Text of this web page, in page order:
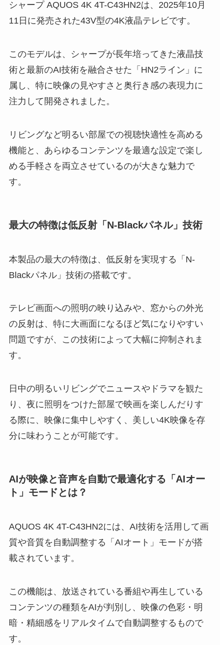
シャープ AQUOS 4K 4T-C43HN2は、2025年10月
11日に発売された43V型の4K液晶テレビです。
このモデルは、シャープが長年培ってきた液晶技
術と最新のAI技術を融合させた「HN2ライン」に
属し、特に映像の見やすさと奥行き感の表現力に
注力して開発されました。
リビングなど明るい部屋での視聴快適性を高める
機能と、あらゆるコンテンツを最適な設定で楽し
める手軽さを両立させているのが大きな魅力で
す。
最大の特徴は低反射「N-Blackパネル」技術
本製品の最大の特徴は、低反射を実現する「N-
Blackパネル」技術の搭載です。
テレビ画面への照明の映り込みや、窓からの外光
の反射は、特に大画面になるほど気になりやすい
問題ですが、この技術によって大幅に抑制されま
す。
日中の明るいリビングでニュースやドラマを観た
り、夜に照明をつけた部屋で映画を楽しんだりす
る際に、映像に集中しやすく、美しい4K映像を存
分に味わうことが可能です。
AIが映像と音声を自動で最適化する「AIオー
ト」モードとは？
AQUOS 4K 4T-C43HN2には、AI技術を活用して画
質や音質を自動調整する「AIオート」モードが搭
載されています。
この機能は、放送されている番組や再生している
コンテンツの種類をAIが判別し、映像の色彩・明
暗・精細感をリアルタイムで自動調整するもので
す。